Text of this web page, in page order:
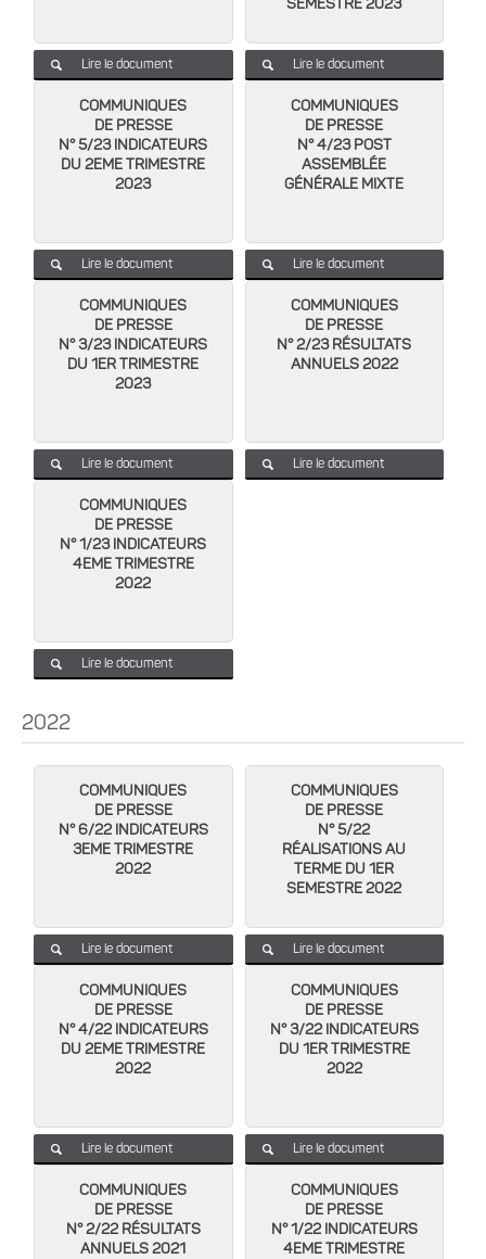
Lire le document
SEMESTRE 2023
Lire le document
COMMUNIQUES
DE PRESSE
N° 5/23 INDICATEURS
DU 2EME TRIMESTRE
2023
Lire le document
COMMUNIQUES
DE PRESSE
N° 4/23 POST
ASSEMBLÉE
GÉNÉRALE MIXTE
Lire le document
COMMUNIQUES
DE PRESSE
N° 3/23 INDICATEURS
DU 1ER TRIMESTRE
2023
Lire le document
COMMUNIQUES
DE PRESSE
N° 2/23 RÉSULTATS
ANNUELS 2022
Lire le document
COMMUNIQUES
DE PRESSE
N° 1/23 INDICATEURS
4EME TRIMESTRE
2022
Lire le document
2022
COMMUNIQUES
DE PRESSE
N° 6/22 INDICATEURS
3EME TRIMESTRE
2022
Lire le document
COMMUNIQUES
DE PRESSE
N° 5/22
RÉALISATIONS AU
TERME DU 1ER
SEMESTRE 2022
Lire le document
COMMUNIQUES
DE PRESSE
N° 4/22 INDICATEURS
DU 2EME TRIMESTRE
2022
Lire le document
COMMUNIQUES
DE PRESSE
N° 3/22 INDICATEURS
DU 1ER TRIMESTRE
2022
Lire le document
COMMUNIQUES
DE PRESSE
N° 2/22 RÉSULTATS
ANNUELS 2021
COMMUNIQUES
DE PRESSE
N° 1/22 INDICATEURS
4EME TRIMESTRE